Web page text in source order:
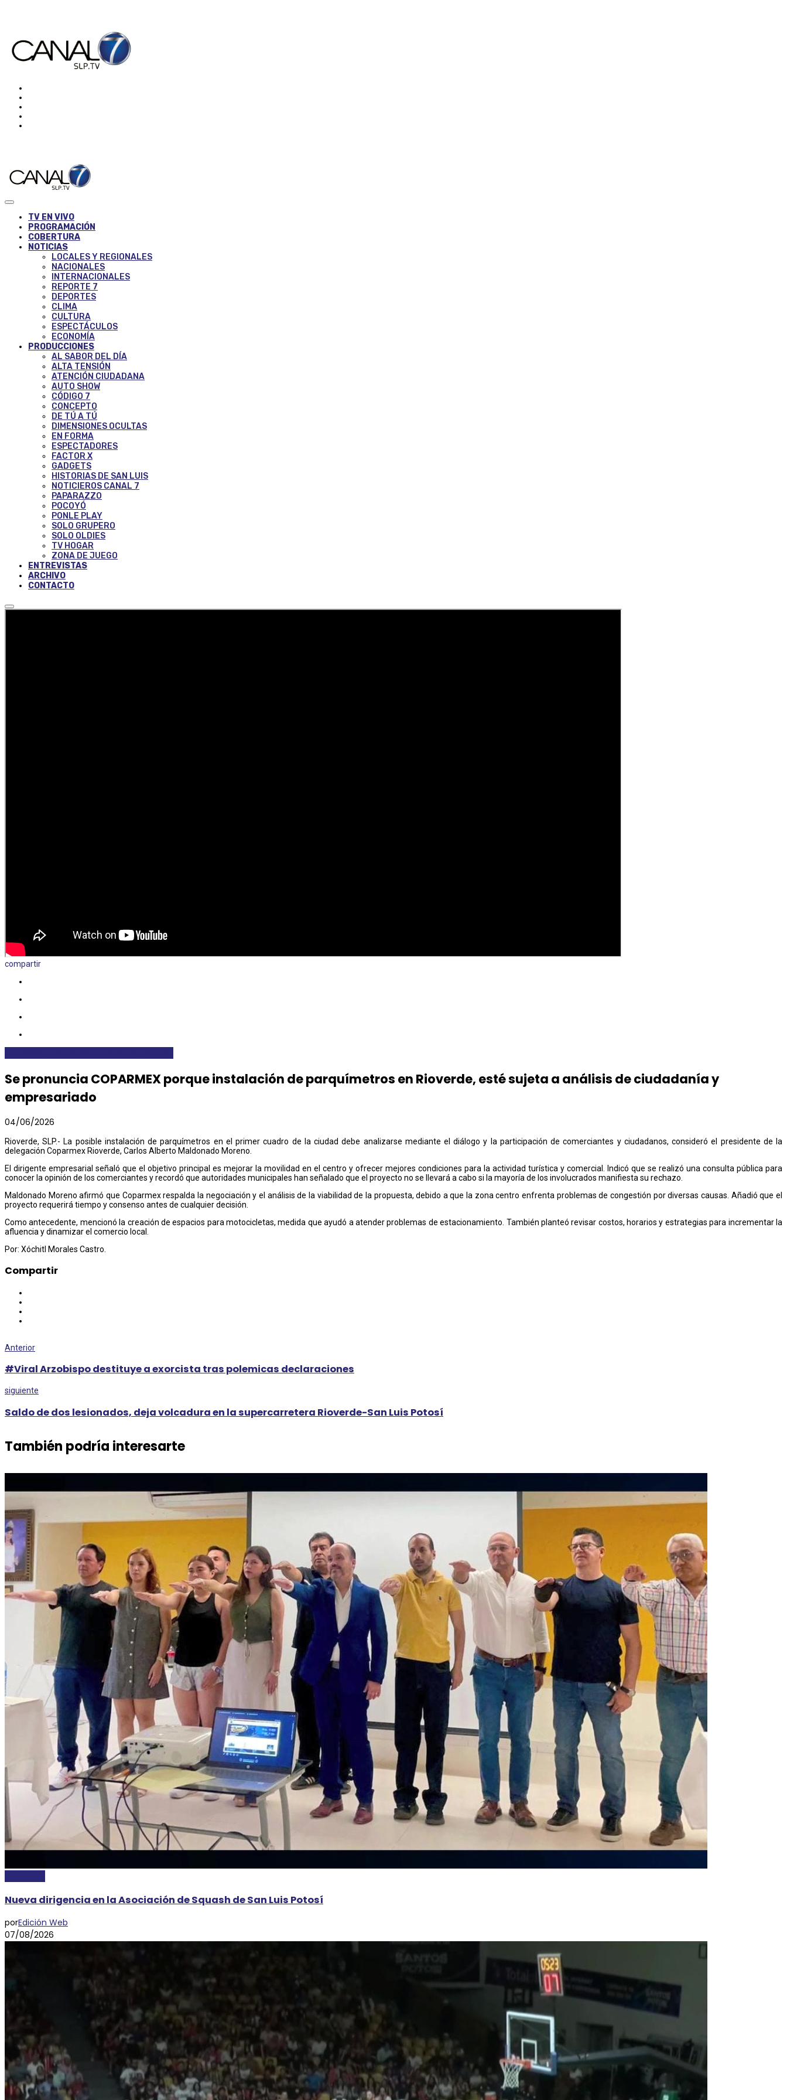
TV EN VIVO
PROGRAMACIÓN
COBERTURA
NOTICIAS
LOCALES Y REGIONALES
NACIONALES
INTERNACIONALES
REPORTE 7
DEPORTES
CLIMA
CULTURA
ESPECTÁCULOS
ECONOMÍA
PRODUCCIONES
AL SABOR DEL DÍA
ALTA TENSIÓN
ATENCIÓN CIUDADANA
AUTO SHOW
CÓDIGO 7
CONCEPTO
DE TÚ A TÚ
DIMENSIONES OCULTAS
EN FORMA
ESPECTADORES
FACTOR X
GADGETS
HISTORIAS DE SAN LUIS
NOTICIEROS CANAL 7
PAPARAZZO
POCOYÓ
PONLE PLAY
SOLO GRUPERO
SOLO OLDIES
TV HOGAR
ZONA DE JUEGO
ENTREVISTAS
ARCHIVO
CONTACTO
compartir
Se pronuncia COPARMEX porque instalación de parquímetros en Rioverde, esté sujeta a análisis de ciudadanía y
empresariado
04/06/2026
Rioverde, SLP.- La posible instalación de parquímetros en el primer cuadro de la ciudad debe analizarse mediante el diálogo y la participación de comerciantes y ciudadanos, consideró el presidente de la
delegación Coparmex Rioverde, Carlos Alberto Maldonado Moreno.
El dirigente empresarial señaló que el objetivo principal es mejorar la movilidad en el centro y ofrecer mejores condiciones para la actividad turística y comercial. Indicó que se realizó una consulta pública para
conocer la opinión de los comerciantes y recordó que autoridades municipales han señalado que el proyecto no se llevará a cabo si la mayoría de los involucrados manifiesta su rechazo.
Maldonado Moreno afirmó que Coparmex respalda la negociación y el análisis de la viabilidad de la propuesta, debido a que la zona centro enfrenta problemas de congestión por diversas causas. Añadió que el
proyecto requerirá tiempo y consenso antes de cualquier decisión.
Como antecedente, mencionó la creación de espacios para motocicletas, medida que ayudó a atender problemas de estacionamiento. También planteó revisar costos, horarios y estrategias para incrementar la
afluencia y dinamizar el comercio local.
Por: Xóchitl Morales Castro.
Compartir
Anterior
#Viral Arzobispo destituye a exorcista tras polemicas declaraciones
siguiente
Saldo de dos lesionados, deja volcadura en la supercarretera Rioverde-San Luis Potosí
También podría interesarte
Nueva dirigencia en la Asociación de Squash de San Luis Potosí
porEdición Web
07/08/2026